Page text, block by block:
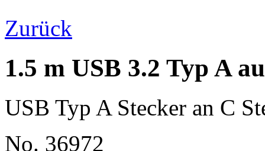
Zurück
1.5 m USB 3.2 Typ A
USB Typ A Stecker an C
No. 36972